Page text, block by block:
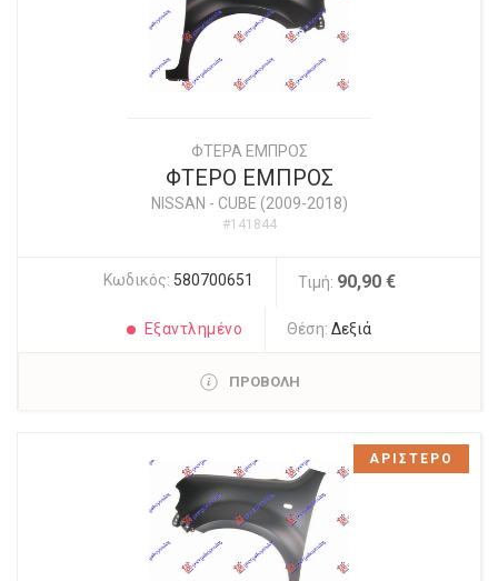
ΦΤΕΡΑ ΕΜΠΡΟΣ
ΦΤΕΡΟ ΕΜΠΡΟΣ
NISSAN - CUBE (2009-2018)
#141844
Κωδικός: 580700651 Τιμή: 90,90 €
Εξαντλημένο Θέση:Δεξιά
ΠΡΟΒΟΛΗ
ΑΡΙΣΤΕΡΟ